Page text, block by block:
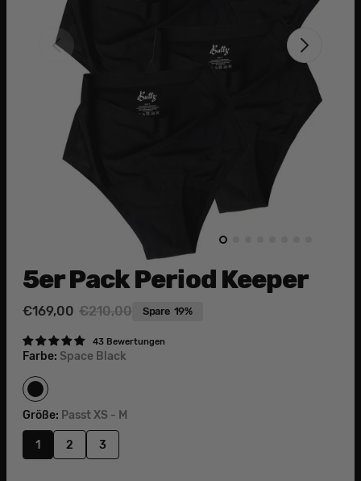
5er Pack Period Keeper
Verkaufspreis
€169,00
Normaler
Preis
€210,00 Spare 19%
43 Bewertungen
Farbe: Space Black
Space
Black
Größe: Passt XS - M
1
Variante
2
Variante
3
Variante